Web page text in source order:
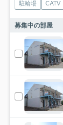
駐輪場 CATV
募集中の部屋